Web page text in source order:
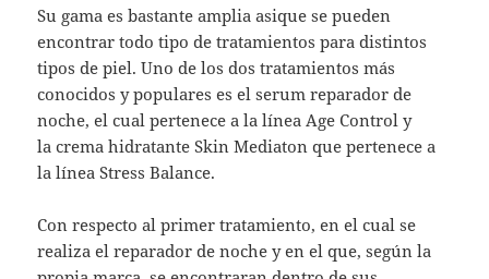
Su gama es bastante amplia asique se pueden
encontrar todo tipo de tratamientos para distintos
tipos de piel. Uno de los dos tratamientos más
conocidos y populares es el serum reparador de
noche, el cual pertenece a la línea Age Control y
la crema hidratante Skin Mediaton que pertenece a
la línea Stress Balance.
Con respecto al primer tratamiento, en el cual se
realiza el reparador de noche y en el que, según la